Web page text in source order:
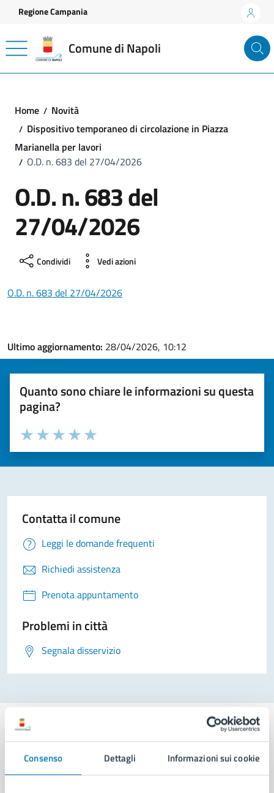
Consenso Dettagli Informazioni sui cookie
Vai ai contenuti
Vai al footer
Regione Campania
Comune di Napoli
Home
Novità
Dispositivo temporaneo di circolazione in Piazza
Marianella per lavori
O.D. n. 683 del 27/04/2026
O.D. n. 683 del
27/04/2026
Condividi Vedi azioni
O.D. n. 683 del 27/04/2026
Ultimo aggiornamento: 28/04/2026, 10:12
Quanto sono chiare le informazioni su questa
pagina?
Valuta la chiarezza delle informazioni (da 1 a 5 stelle)
Seleziona il numero di stelle per valutare la chiarezza delle
Valuta 5 stelle su 5
Valuta 4 stelle su 5
Valuta 3 stelle su 5
Valuta 2 stelle su 5
Valuta 1 stelle su 5
Contatta il comune
Leggi le domande frequenti
Richiedi assistenza
Prenota appuntamento
Problemi in città
Segnala disservizio
Comune di Napoli